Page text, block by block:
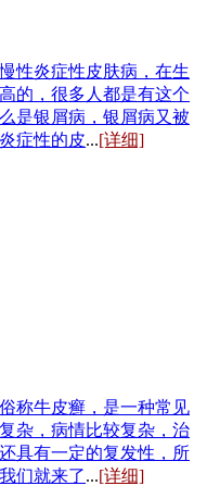
性炎症性皮肤病，在生
的，很多人都是有这个
是银屑病，银屑病又被
症性的皮...[详细]
称牛皮癣，是一种常见
杂，病情比较复杂，治
具有一定的复发性，所
们就来了...[详细]